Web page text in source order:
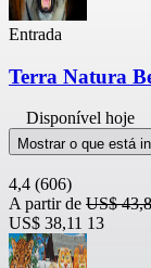
Entrada
Terra Natura
Disponível hoje
Mostrar o que está
4,4 (606)
A partir de US$
US$ 38,11 13